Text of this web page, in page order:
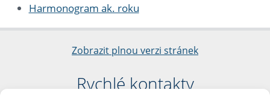
Harmonogram ak. roku
Zobrazit plnou verzi stránek
Rychlé kontakty